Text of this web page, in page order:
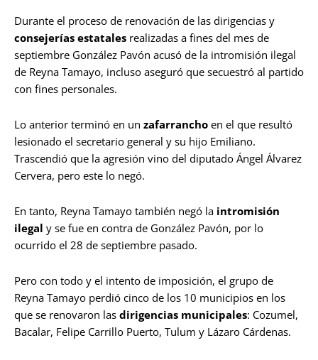
Durante el proceso de renovación de las dirigencias y
consejerías estatales realizadas a fines del mes de
septiembre González Pavón acusó de la intromisión ilegal
de Reyna Tamayo, incluso aseguró que secuestró al partido
con fines personales.
Lo anterior terminó en un zafarrancho en el que resultó
lesionado el secretario general y su hijo Emiliano.
Trascendió que la agresión vino del diputado Ángel Álvarez
Cervera, pero este lo negó.
En tanto, Reyna Tamayo también negó la intromisión
ilegal y se fue en contra de González Pavón, por lo
ocurrido el 28 de septiembre pasado.
Pero con todo y el intento de imposición, el grupo de
Reyna Tamayo perdió cinco de los 10 municipios en los
que se renovaron las dirigencias municipales: Cozumel,
Bacalar, Felipe Carrillo Puerto, Tulum y Lázaro Cárdenas.